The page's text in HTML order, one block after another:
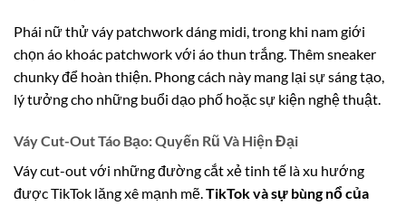
Phái nữ thử váy patchwork dáng midi, trong khi nam giới
chọn áo khoác patchwork với áo thun trắng. Thêm sneaker
chunky để hoàn thiện. Phong cách này mang lại sự sáng tạo,
lý tưởng cho những buổi dạo phố hoặc sự kiện nghệ thuật.
Váy Cut-Out Táo Bạo: Quyến Rũ Và Hiện Đại
Váy cut-out với những đường cắt xẻ tinh tế là xu hướng
được TikTok lăng xê mạnh mẽ.TikTok và sự bùng nổ của